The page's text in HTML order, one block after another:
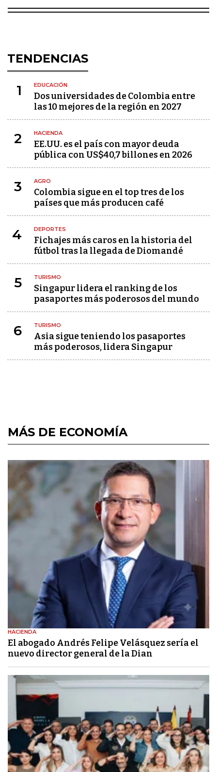
TENDENCIAS
1 EDUCACIÓN
Dos universidades de Colombia entre
las 10 mejores de la región en 2027
2 HACIENDA
EE.UU. es el país con mayor deuda
pública con US$40,7 billones en 2026
3 AGRO
Colombia sigue en el top tres de los
países que más producen café
4 DEPORTES
Fichajes más caros en la historia del
fútbol tras la llegada de Diomandé
5 TURISMO
Singapur lidera el ranking de los
pasaportes más poderosos del mundo
6 TURISMO
Asia sigue teniendo los pasaportes
más poderosos, lidera Singapur
MÁS DE ECONOMÍA
HACIENDA
El abogado Andrés Felipe Velásquez sería el
nuevo director general de la Dian